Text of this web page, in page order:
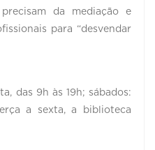
da mediação e
para “desvendar
das 9h às 19h; sábados:
a sexta, a biblioteca